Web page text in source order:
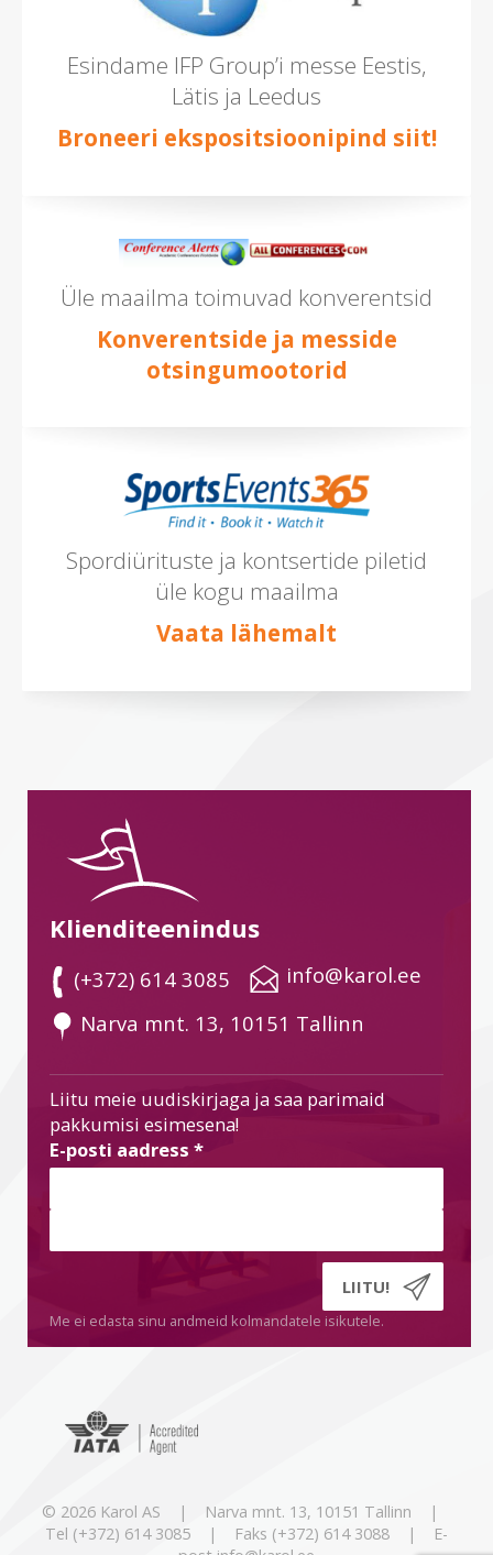
Esindame IFP Group’i messe Eestis,
Lätis ja Leedus
Broneeri ekspositsioonipind siit!
Üle maailma toimuvad konverentsid
Konverentside ja messide
otsingumootorid
Spordiürituste ja kontsertide piletid
üle kogu maailma
Vaata lähemalt
Klienditeenindus
(+372) 614 3085
info@karol.ee
Narva mnt. 13, 10151 Tallinn
Liitu meie uudiskirjaga ja saa parimaid
pakkumisi esimesena!
E-posti aadress *
Me ei edasta sinu andmeid kolmandatele isikutele.
© 2026 Karol AS | Narva mnt. 13, 10151 Tallinn |
Tel (+372) 614 3085 | Faks (+372) 614 3088 | E-